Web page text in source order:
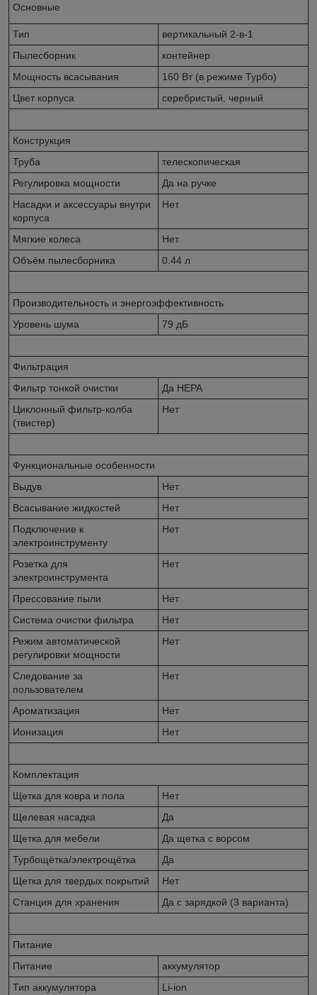
Основные
Тип
вертикальный 2-в-1
Пылесборник
контейнер
Мощность всасывания
160 Вт (в режиме Турбо)
Цвет корпуса
серебристый, черный
Конструкция
Труба
телескопическая
Регулировка мощности
Да на ручке
Насадки и аксессуары внутри
корпуса
Нет
Мягкие колеса
Нет
Объём пылесборника
0.44 л
Производительность и энергоэффективность
Уровень шума
79 дБ
Фильтрация
Фильтр тонкой очистки
Да НЕРА
Циклонный фильтр-колба
(твистер)
Нет
Функциональные особенности
Выдув
Нет
Всасывание жидкостей
Нет
Подключение к
электроинструменту
Нет
Розетка для
электроинструмента
Нет
Прессование пыли
Нет
Система очистки фильтра
Нет
Режим автоматической
регулировки мощности
Нет
Следование за
пользователем
Нет
Ароматизация
Нет
Ионизация
Нет
Комплектация
Щетка для ковра и пола
Нет
Щелевая насадка
Да
Щетка для мебели
Да щетка с ворсом
Турбощётка/электрощётка
Да
Щетка для твердых покрытий
Нет
Станция для хранения
Да с зарядкой (3 варианта)
Питание
Питание
аккумулятор
Тип аккумулятора
Li-ion